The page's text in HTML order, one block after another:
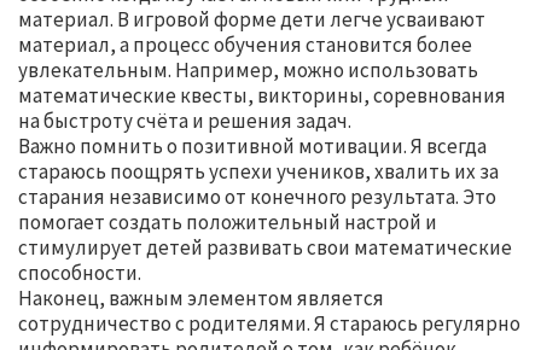
материал. В игровой форме дети легче усваивают
материал, а процесс обучения становится более
увлекательным. Например, можно использовать
математические квесты, викторины, соревнования
на быстроту счёта и решения задач.
Важно помнить о позитивной мотивации. Я всегда
стараюсь поощрять успехи учеников, хвалить их за
старания независимо от конечного результата. Это
помогает создать положительный настрой и
стимулирует детей развивать свои математические
способности.
Наконец, важным элементом является
сотрудничество с родителями. Я стараюсь регулярно